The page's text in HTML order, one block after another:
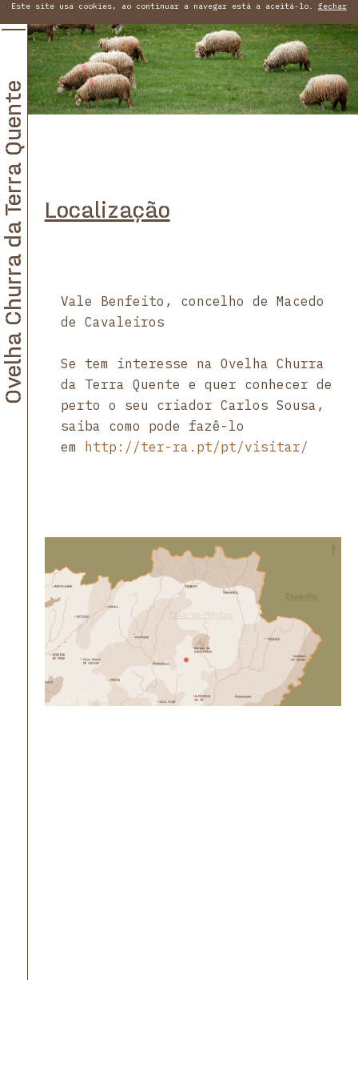
Este site usa cookies, ao continuar a navegar está a aceitá-lo. fechar
Ovelha Churra da Terra Quente Localização
Vale Benfeito, concelho de Macedo
de Cavaleiros
Se tem interesse na Ovelha Churra
da Terra Quente e quer conhecer de
perto o seu criador Carlos Sousa,
saiba como pode fazê-lo
em
http://ter-ra.pt/pt/visitar/